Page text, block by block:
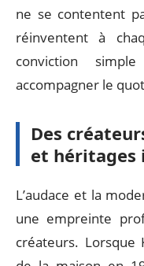
ne se contentent
réinventent à
conviction
accompagner le
Des
et héritages
L’audace et la
une empreinte
créateurs. Lorsque